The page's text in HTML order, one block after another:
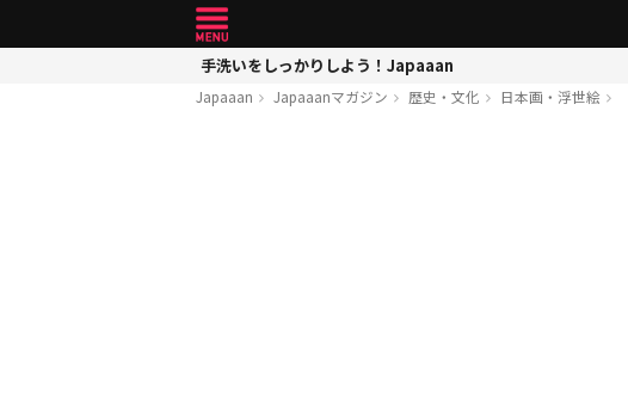
手洗いをしっかりしよう！Japaaan
Japaaan Japaaanマガジン 歴史・文化 日本画・浮世絵